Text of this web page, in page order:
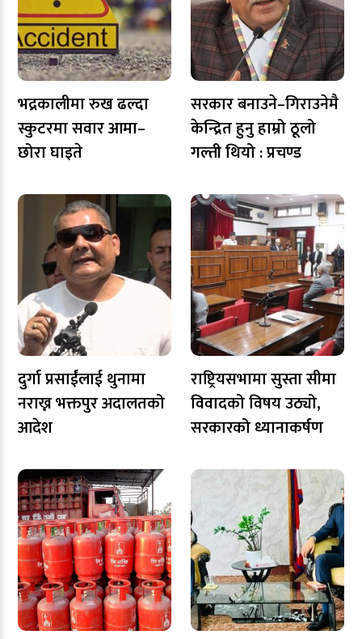
भद्रकालीमा रुख ढल्दा
स्कुटरमा सवार आमा–
छोरा घाइते
सरकार बनाउने–गिराउनेमै
केन्द्रित हुनु हाम्रो ठूलो
गल्ती थियो : प्रचण्ड
दुर्गा प्रसाईंलाई थुनामा
नराख्न भक्तपुर अदालतको
आदेश
राष्ट्रियसभामा सुस्ता सीमा
विवादको विषय उठ्यो,
सरकारको ध्यानाकर्षण